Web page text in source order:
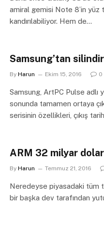
amiral gemisi Note 8’in yüz
kandırılabiliyor. Hem de…
Samsung’tan
By Harun Ekim 15, 2016 0
Samsung, ArtPC Pulse adlı
sonunda tamamen ortaya
serisinin özellikleri, çıkış
ARM 32 milyar
By Harun Temmuz 21, 2016
Neredeyse piyasadaki tüm
bir başka dev tarafından